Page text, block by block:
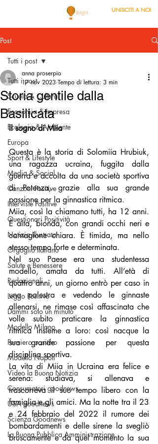
UNISCITI A NOI
Post
Tutti i post
Scuola & Cultura
Economia & Impresa
Ecologia & Ambiente
Europa
Sport & Lifestyle
Media & Social
Canzoni Positive
Interviste Positive
Questionari Positività
Notizia Illustrata
Orgoglio Italiano
Salute e Benessere
Redazionali
Leggo Positivo
Dammi solo un minuto
Modello Milano
Pensiero positivo
Modello Napoli
Video la Buona Notizia
Consumatori goodnews
USA goodnews
Scienza Goodnews
La Buona Pubblica Amministrazione
Tutti i post
Storia gentile dalla
Basilicata
anna proserpio
17 nov 2023 Tempo di lettura: 3 min
Il sogno di Miia
Questa è la storia di Solomiia Hrubiuk,
una ragazza ucraina, fuggita dalla
guerra e accolta da una società sportiva
di Potenza, grazie alla sua grande
passione per la ginnastica ritmica.
Miia, così la chiamano tutti, ha 12 anni.
È alta, bionda, con grandi occhi neri e
carnagione chiara. È timida, ma nello
stesso tempo forte e determinata.
Nel suo Paese era una studentessa
modello, amata da tutti. All’età di
quattro anni, un giorno entrò per caso in
una palestra e vedendo le ginnaste
allenarsi, ne rimase così affascinata che
volle subito praticare la ginnastica
ritmica insieme a loro: così nacque la
sua grande passione per questa
disciplina sportiva.
La vita di Miia in Ucraina era felice e
serena: studiava, si allenava e
trascorreva il suo tempo libero con la
famiglia e gli amici. Ma la notte tra il 23
e 24 febbraio del 2022 il rumore dei
bombardamenti e delle sirene la svegliò
bruscamente e da quel momento la sua